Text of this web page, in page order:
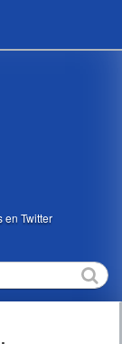
en Twitter